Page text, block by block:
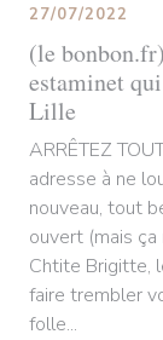
(le
estaminet
Lille
27/07/2022
ARRÊTEZ
adresse à ne
nouveau, tout
ouvert (mais
Chtite Brigitte,
faire trembler
folle...